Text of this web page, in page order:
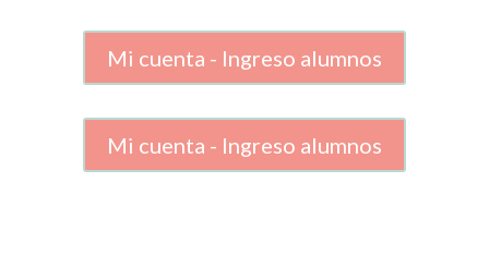
Mi cuenta - Ingreso alumnos
Mi cuenta - Ingreso alumnos